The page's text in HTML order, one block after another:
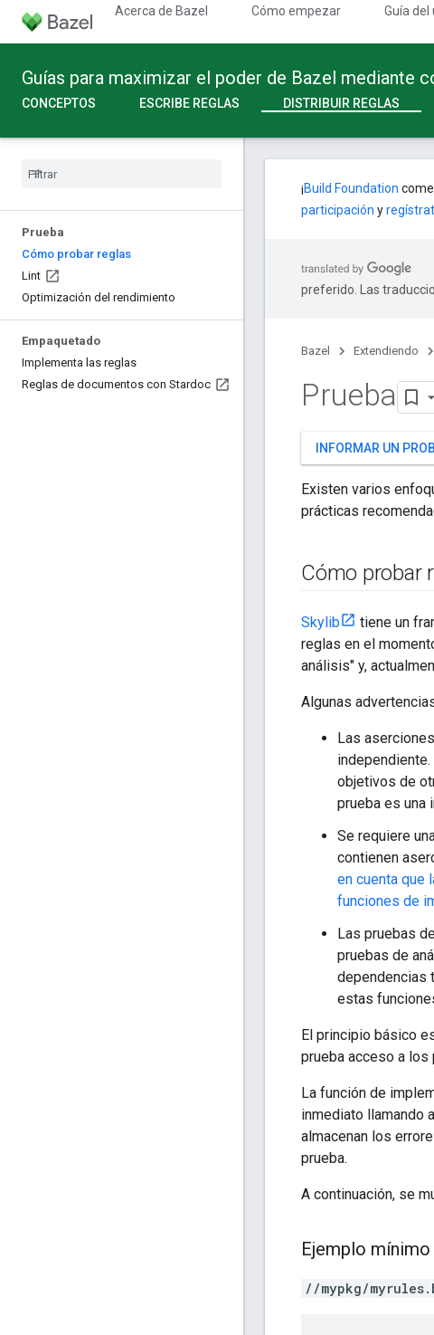
Acerca de Bazel Cómo empezar Guía del
Guías para maximizar el poder de Bazel mediante
CONCEPTOS ESCRIBE REGLAS DISTRIBUIR REGLAS
Prueba
Cómo probar reglas
Lint
Optimización del rendimiento
Empaquetado
Implementa las reglas
Reglas de documentos con Stardoc
¡Build Foundation
participación y
preferido. Las
Bazel Extendiendo
Prueba
INFORMAR UN
Existen varios
prácticas
Cómo probar
Skylib tiene un
reglas en el
análisis" y,
Algunas
Las
objetivos de
prueba es una
Se requiere
contienen
en cuenta que
funciones de
Las pruebas
pruebas de
dependencias
estas
El principio básico
prueba acceso a los
La función de
inmediato llamando a
almacenan los
prueba.
A continuación, se
Ejemplo mínimo
//mypkg/